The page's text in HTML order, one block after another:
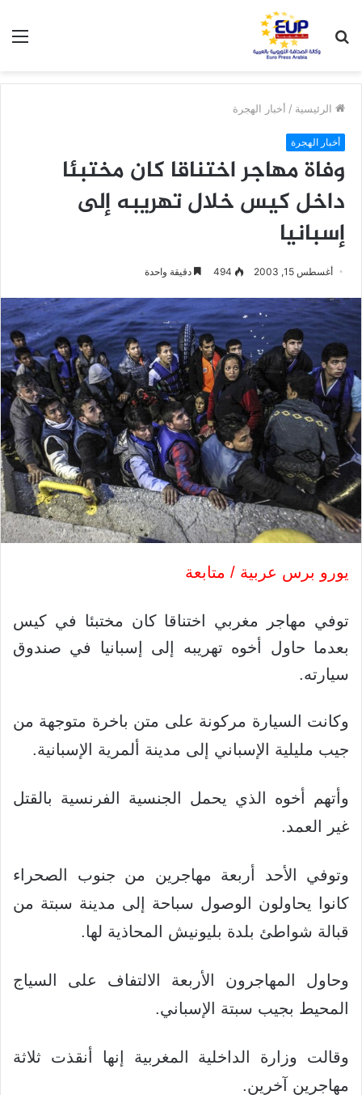
عن
الرئيسية / أخبار الهجرة
أخبار الهجرة
وفاة مهاجر اختناقا كان مختبئا
داخل كيس خلال تهريبه إلى
إسبانيا
أغسطس 15, 2003 494 دقيقة واحدة
يورو برس عربية / متابعة
توفي مهاجر مغربي اختناقا كان مختبئا في كيس
بعدما حاول أخوه تهريبه إلى إسبانيا في صندوق
سيارته.
وكانت السيارة مركونة على متن باخرة متوجهة من
جيب مليلية الإسباني إلى مدينة ألمرية الإسبانية.
وأتهم أخوه الذي يحمل الجنسية الفرنسية بالقتل
غير العمد.
وتوفي الأحد أربعة مهاجرين من جنوب الصحراء
كانوا يحاولون الوصول سباحة إلى مدينة سبتة من
قبالة شواطئ بلدة بليونيش المحاذية لها.
وحاول المهاجرون الأربعة الالتفاف على السياج
المحيط بجيب سبتة الإسباني.
وقالت وزارة الداخلية المغربية إنها أنقذت ثلاثة
مهاجرين آخرين.